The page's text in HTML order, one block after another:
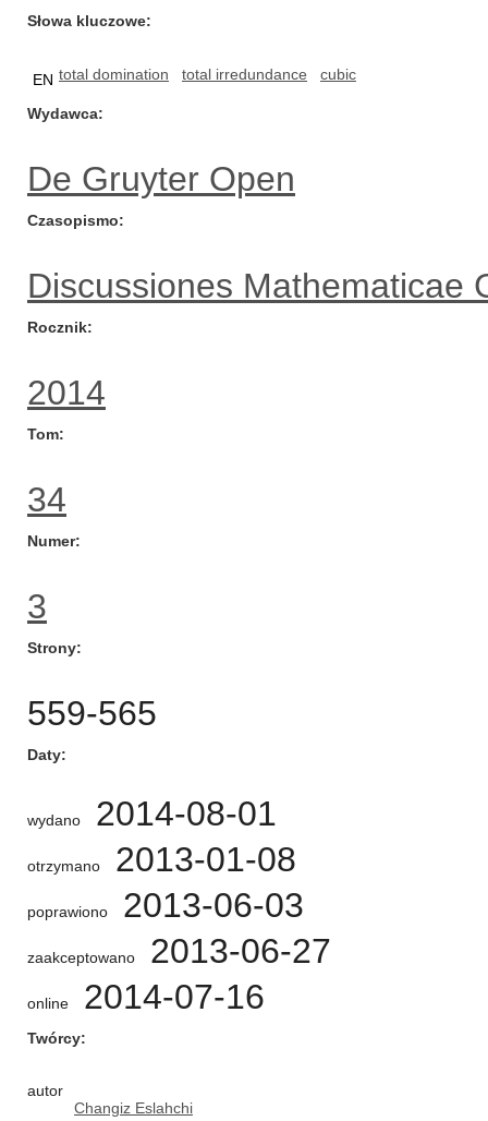
Słowa kluczowe
EN total domination total irredundance cubic
Wydawca
De Gruyter Open
Czasopismo
Discussiones Mathematicae
Rocznik
2014
Tom
34
Numer
3
Strony
559-565
Daty
wydano 2014-08-01
otrzymano 2013-01-08
poprawiono 2013-06-03
zaakceptowano 2013-06-27
online 2014-07-16
Twórcy
autor
Changiz Eslahchi